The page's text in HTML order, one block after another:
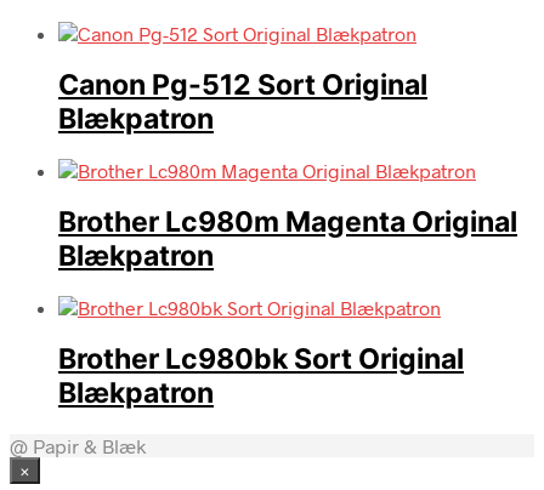
Canon Pg-512 Sort Original
Blækpatron
Brother Lc980m Magenta Original
Blækpatron
Brother Lc980bk Sort Original
Blækpatron
@ Papir & Blæk
×